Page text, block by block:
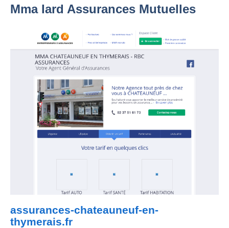
Mma Iard Assurances Mutuelles
assurances-chateauneuf-en-
thymerais.fr